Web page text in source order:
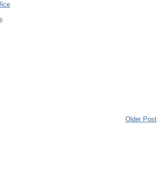
Older Post